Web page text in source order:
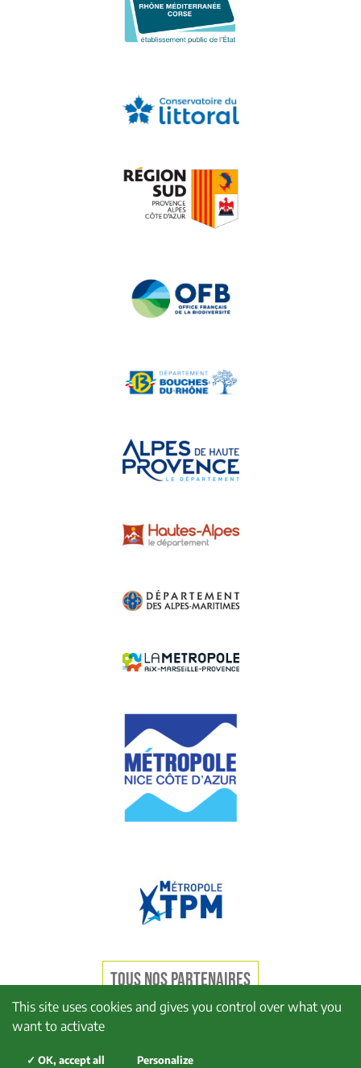
TOUS NOS PARTENAIRES
This site uses cookies and gives you control over what you
want to activate
✓ OK, accept all Personalize